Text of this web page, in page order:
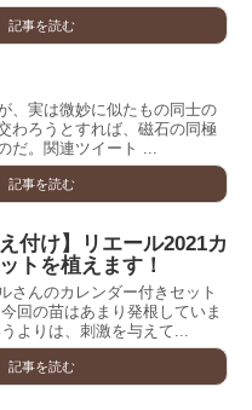
記事を読む
、実は微妙に似たもの同士の
わろうとすれば、磁石の同極
だ。関連ツイート ...
記事を読む
付け】リエール2021カ
トを植えます！
さんのカレンダー付きセット
回の苗はあまり発根していま
よりは、刺激を与えて...
記事を読む